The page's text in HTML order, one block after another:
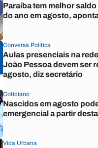
Paraíba tem melhor
do ano em agosto,
Conversa Política
Aulas presenciais na
João Pessoa devem ser
agosto, diz secretário
Cotidiano
Nascidos em agosto
emergencial a partir
Vida Urbana